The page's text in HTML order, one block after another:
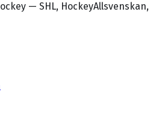
— SHL, HockeyAllsvenskan,